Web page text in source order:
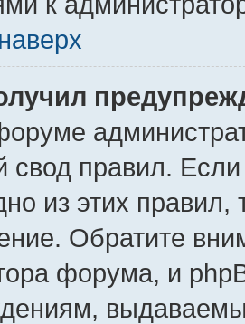
свод правил.
из этих
Обратите
форума, и